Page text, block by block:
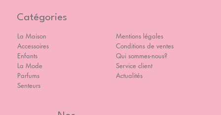
Catégories
La Maison
Accessoires
Enfants
La Mode
Parfums
Senteurs
Mentions légales
Conditions de ventes
Qui sommes-nous?
Service client
Actualités